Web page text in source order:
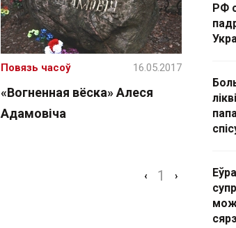
«Вогненная вёска» Алеся
Адамовіча
Повязь часоў 16.05.2017
‹ 1 ›
РФ